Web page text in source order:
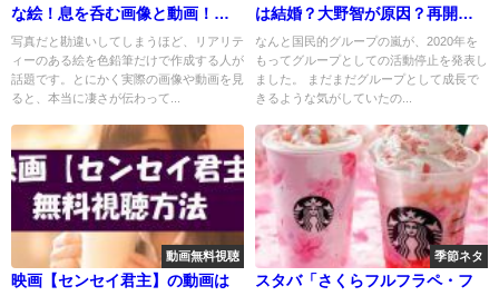
な絵！息を呑む画像と動画！コ
ーラやサイダー
写真だと勘違いしてしまうほど、リアリテ
ィーのある絵を色鉛筆だけで作成する人が
話題です。とにかく実際の画像や動画を見
ると、本当に凄さが伝わって...
は結婚？大野智が原因？再開は
あるのか？
なんと国民的グループの嵐が、2020年を
もってグループとしての活動停止を発表し
ました。 まだまだグループとして成長で
きるような気がしていたの...
動画無料視聴
映画【センセイ君主】の動画は
季節ネタ
スタバ「さくらフルフラペ・フ